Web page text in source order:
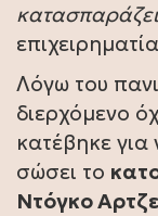
Λόγω του
διερχόμενο
κατέβηκε
σώσει το
Ντόγκο